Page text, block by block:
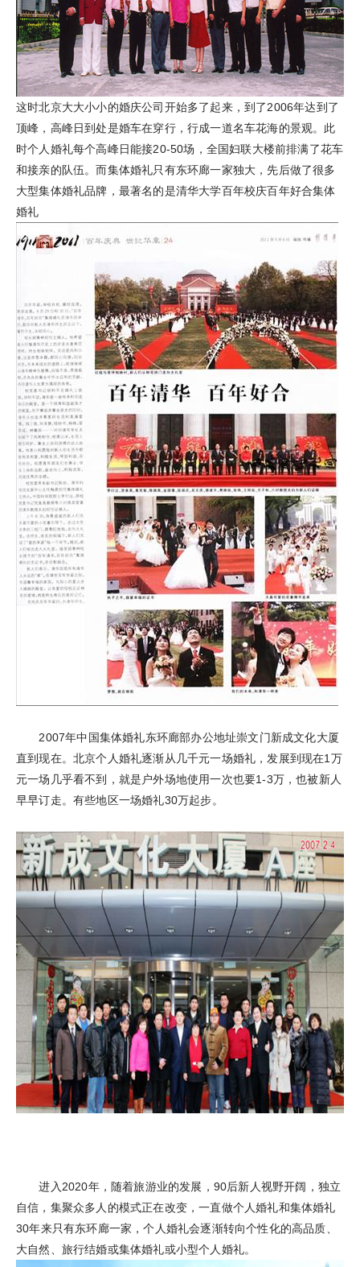
这时北京大大小小的婚庆公司开始多了起来，到了2006年达到了
顶峰，高峰日到处是婚车在穿行，行成一道名车花海的景观。此
时个人婚礼每个高峰日能接20-50场，全国妇联大楼前排满了花车
和接亲的队伍。而集体婚礼只有东环廊一家独大，先后做了很多
大型集体婚礼品牌，最著名的是清华大学百年校庆百年好合集体
婚礼
2007年中国集体婚礼东环廊部办公地址崇文门新成文化大厦
直到现在。北京个人婚礼逐渐从几千元一场婚礼，发展到现在1万
元一场几乎看不到，就是户外场地使用一次也要1-3万，也被新人
早早订走。有些地区一场婚礼30万起步。
进入2020年，随着旅游业的发展，90后新人视野开阔，独立
自信，集聚众多人的模式正在改变，一直做个人婚礼和集体婚礼
30年来只有东环廊一家，个人婚礼会逐渐转向个性化的高品质、
大自然、旅行结婚或集体婚礼或小型个人婚礼。